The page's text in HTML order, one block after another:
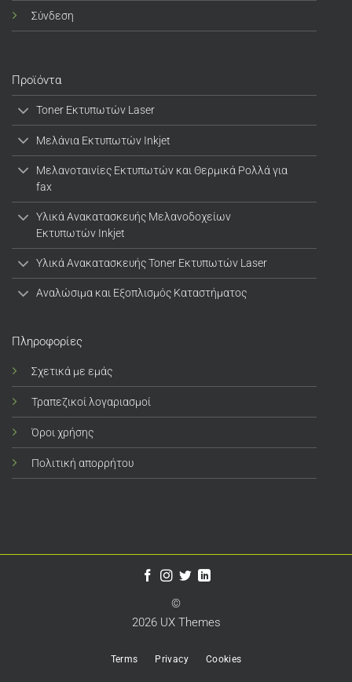
Σύνδεση
Προϊόντα
Toner Εκτυπωτών Laser
Μελάνια Εκτυπωτών Inkjet
Μελανοταινίες Εκτυπωτών και Θερμικά Ρολλά για
fax
Υλικά Ανακατασκευής Μελανοδοχείων
Εκτυπωτών Inkjet
Υλικά Ανακατασκευής Toner Εκτυπωτών Laser
Αναλώσιμα και Εξοπλισμός Καταστήματος
Πληροφορίες
Σχετικά με εμάς
Τραπεζικοί λογαριασμοί
Όροι χρήσης
Πολιτική απορρήτου
©
2026 UX Themes
Terms Privacy Cookies